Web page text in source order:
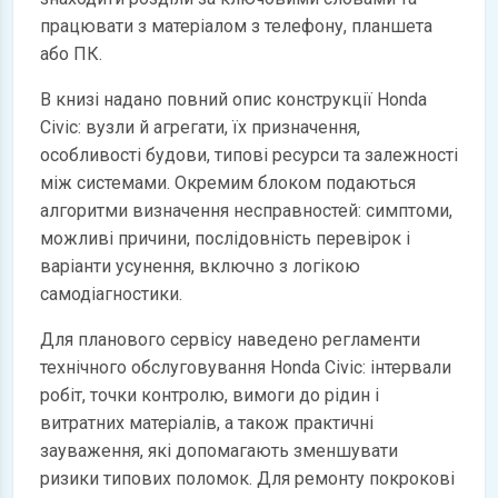
працювати з матеріалом з телефону, планшета
або ПК.
В книзі надано повний опис конструкції Honda
Civic: вузли й агрегати, їх призначення,
особливості будови, типові ресурси та залежності
між системами. Окремим блоком подаються
алгоритми визначення несправностей: симптоми,
можливі причини, послідовність перевірок і
варіанти усунення, включно з логікою
самодіагностики.
Для планового сервісу наведено регламенти
технічного обслуговування Honda Civic: інтервали
робіт, точки контролю, вимоги до рідин і
витратних матеріалів, а також практичні
зауваження, які допомагають зменшувати
ризики типових поломок. Для ремонту покрокові